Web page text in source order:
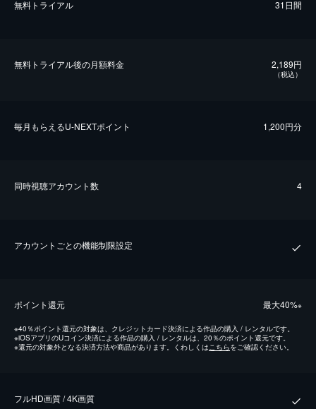
無料トライアル 31日間
無料トライアル後の⽉額料金 2,189円
（税込）
毎⽉もらえるU-NEXTポイント 1,200円分
同時視聴アカウント数 4
アカウントごとの機能制限設定
ポイント還元 最⼤40%※
※40％ポイント還元の対象は、クレジットカード決済による作品の購入 / レンタルです。
※iOSアプリのUコイン決済による作品の購入 / レンタルは、20％のポイント還元です。
※還元の対象外となる決済方法や商品があります。くわしくはこちらをご確認ください。
フルHD画質 / 4K画質